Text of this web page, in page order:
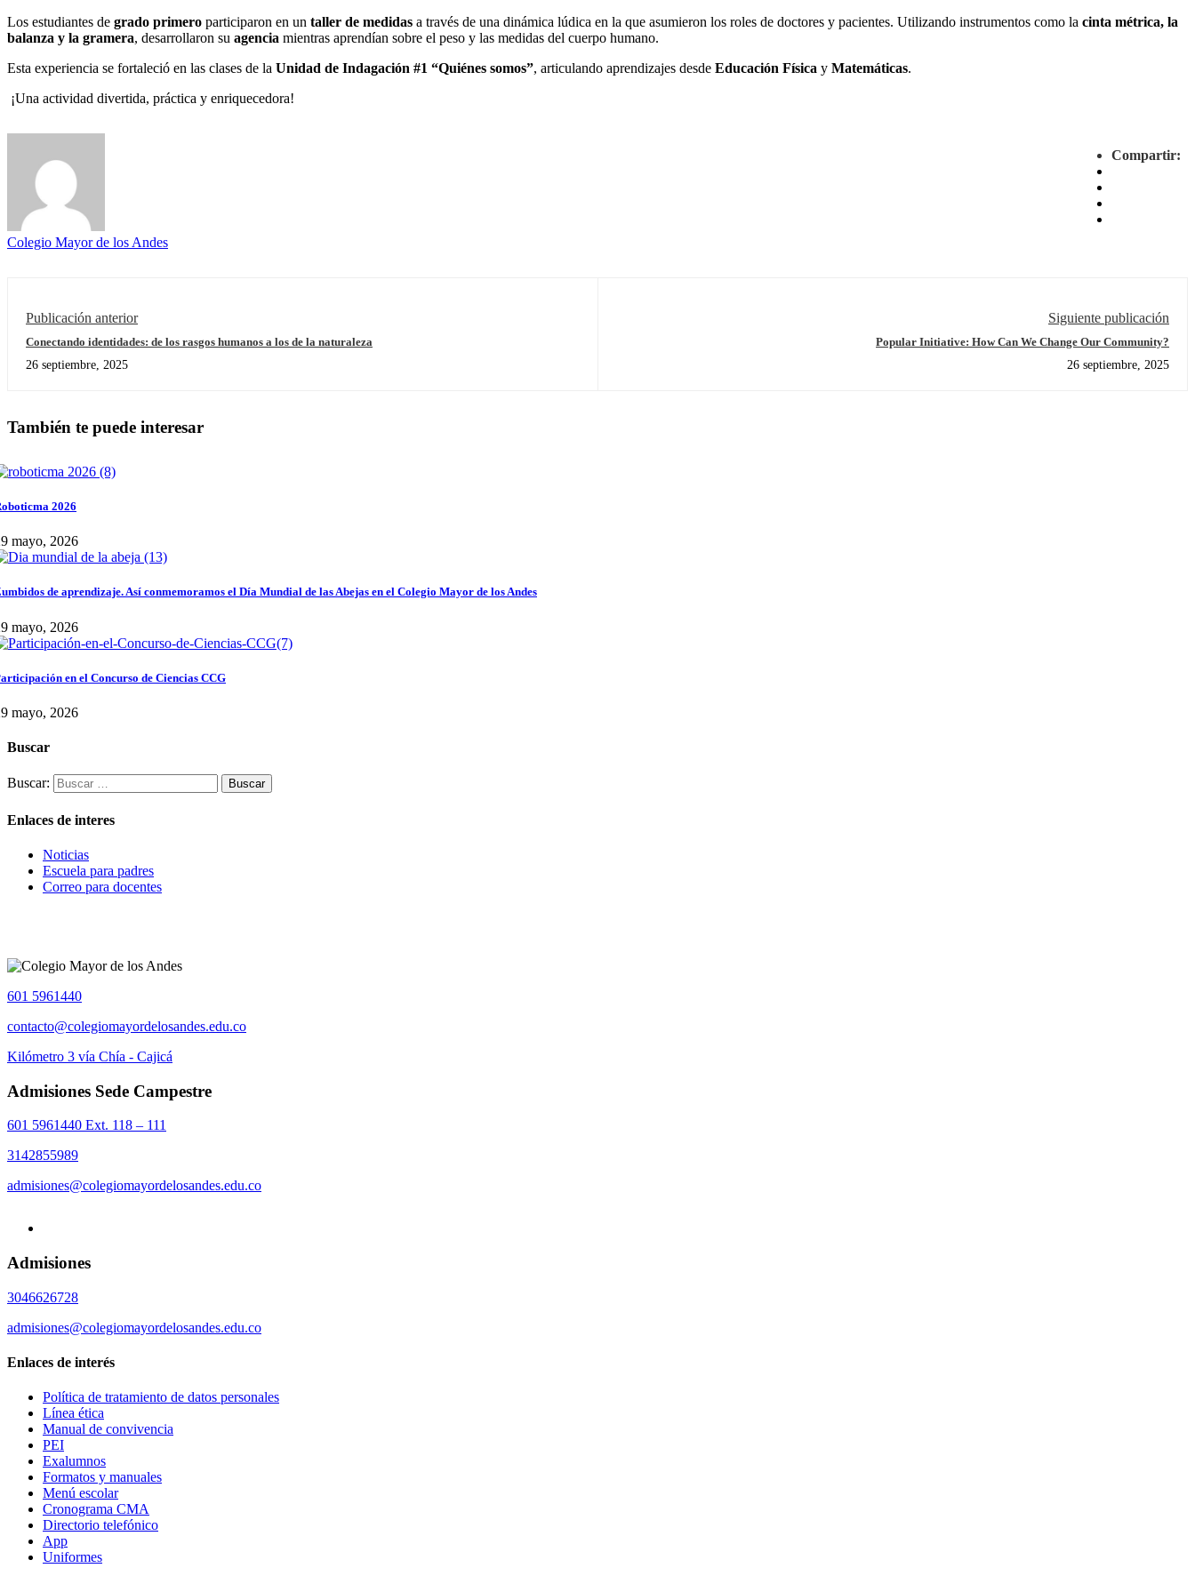
Los estudiantes de grado primero participaron en un taller de medidas a través de una dinámica lúdica en la que asumieron los roles de doctores y pacientes. Utilizando instrumentos como la cinta métrica, la
balanza y la gramera, desarrollaron su agencia mientras aprendían sobre el peso y las medidas del cuerpo humano.
Esta experiencia se fortaleció en las clases de la Unidad de Indagación #1 “Quiénes somos”, articulando aprendizajes desde Educación Física y Matemáticas.
¡Una actividad divertida, práctica y enriquecedora!
Compartir:
Colegio Mayor de los Andes
Publicación anterior
Conectando identidades: de los rasgos humanos a los de la naturaleza
26 septiembre, 2025
Siguiente publicación
Popular Initiative: How Can We Change Our Community?
26 septiembre, 2025
También te puede interesar
2026
mayo, 2026
de aprendizaje. Así conmemoramos el Día Mundial de las Abejas en el Colegio Mayor de los Andes
mayo, 2026
en el Concurso de Ciencias CCG
mayo, 2026
Buscar
Buscar:
Enlaces de interes
Noticias
Escuela para padres
Correo para docentes
601 5961440
contacto@colegiomayordelosandes.edu.co
Kilómetro 3 vía Chía - Cajicá
Admisiones Sede Campestre
601 5961440 Ext. 118 – 111
3142855989
admisiones@colegiomayordelosandes.edu.co
Admisiones
3046626728
admisiones@colegiomayordelosandes.edu.co
Enlaces de interés
Política de tratamiento de datos personales
Línea ética
Manual de convivencia
PEI
Exalumnos
Formatos y manuales
Menú escolar
Cronograma CMA
Directorio telefónico
App
Uniformes